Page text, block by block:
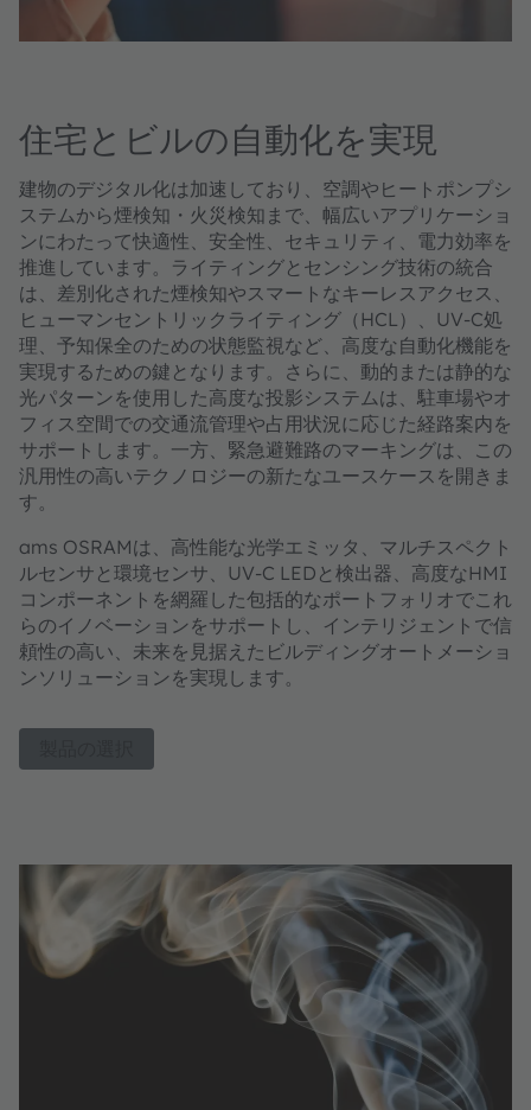
住宅とビルの自動化を実現
建物のデジタル化は加速しており、空調やヒートポンプシ
ステムから煙検知・火災検知まで、幅広いアプリケーショ
ンにわたって快適性、安全性、セキュリティ、電力効率を
推進しています。ライティングとセンシング技術の統合
は、差別化された煙検知やスマートなキーレスアクセス、
ヒューマンセントリックライティング（HCL）、UV-C処
理、予知保全のための状態監視など、高度な自動化機能を
実現するための鍵となります。さらに、動的または静的な
光パターンを使用した高度な投影システムは、駐車場やオ
フィス空間での交通流管理や占用状況に応じた経路案内を
サポートします。一方、緊急避難路のマーキングは、この
汎用性の高いテクノロジーの新たなユースケースを開きま
す。
ams OSRAMは、高性能な光学エミッタ、マルチスペクト
ルセンサと環境センサ、UV-C LEDと検出器、高度なHMI
コンポーネントを網羅した包括的なポートフォリオでこれ
らのイノベーションをサポートし、インテリジェントで信
頼性の高い、未来を見据えたビルディングオートメーショ
ンソリューションを実現します。